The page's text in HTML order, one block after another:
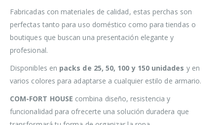
Fabricadas con materiales de calidad, estas perchas son
perfectas tanto para uso doméstico como para tiendas o
boutiques que buscan una presentación elegante y
profesional.
Disponibles en packs de 25, 50, 100 y 150 unidades y en
varios colores para adaptarse a cualquier estilo de armario.
COM-FORT HOUSE combina diseño, resistencia y
funcionalidad para ofrecerte una solución duradera que